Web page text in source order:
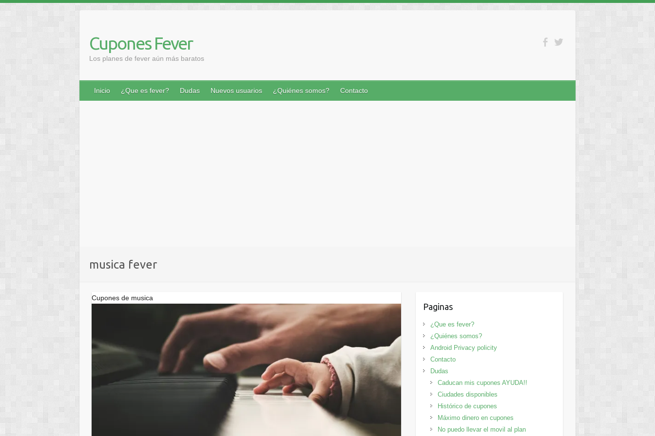
contenido
Cupones Fever
Los planes de fever aún más baratos
Inicio ¿Que es fever? Dudas Nuevos usuarios ¿Quiénes somos? Contacto
musica fever
Cupones de musica
Paginas
¿Que es fever?
¿Quiénes somos?
Android Privacy policity
Contacto
Dudas
Caducan mis cupones AYUDA!!
Ciudades disponibles
Histórico de cupones
Máximo dinero en cupones
No puedo llevar el movil al plan